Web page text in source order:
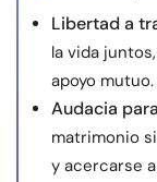
Encuentra
Libertad a
la vida
apoyo mutuo.
Audacia
matrimonio
y acercarse